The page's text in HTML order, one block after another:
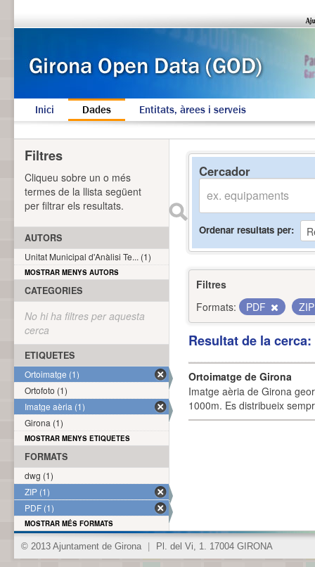
Inici Dades Entitats, àrees i serveis
Cercador
Ordenar resultats per
Filtres
Formats:
PDF
Resultat de la
Ortoimatge de Girona
Imatge aèria de Girona
1000m. Es distribueix
Filtres
Cliqueu sobre un o més
termes de la llista següent
per filtrar els resultats.
AUTORS
Unitat Municipal d'Anàlisi Te... (1)
MOSTRAR MENYS AUTORS
CATEGORIES
No hi ha filtres per aquesta
cerca
ETIQUETES
Ortoimatge (1)
Ortofoto (1)
Imatge aèria (1)
Girona (1)
MOSTRAR MENYS ETIQUETES
FORMATS
dwg (1)
ZIP (1)
PDF (1)
MOSTRAR MÉS FORMATS
© 2013 Ajuntament de Girona Pl. del Vi, 1. 17004 GIRONA